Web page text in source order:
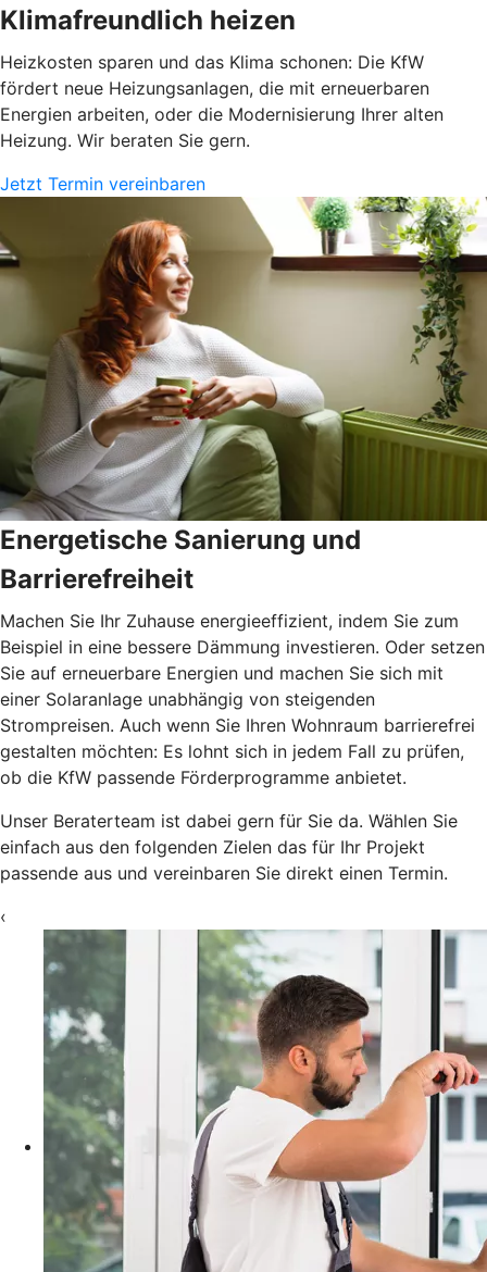
Klimafreundlich heizen
Heizkosten sparen und das Klima schonen: Die KfW
fördert neue Heizungsanlagen, die mit erneuerbaren
Energien arbeiten, oder die Modernisierung Ihrer alten
Heizung. Wir beraten Sie gern.
Jetzt Termin vereinbaren
Energetische Sanierung und
Barrierefreiheit
Machen Sie Ihr Zuhause energieeffizient, indem Sie zum
Beispiel in eine bessere Dämmung investieren. Oder setzen
Sie auf erneuerbare Energien und machen Sie sich mit
einer Solaranlage unabhängig von steigenden
Strompreisen. Auch wenn Sie Ihren Wohnraum barrierefrei
gestalten möchten: Es lohnt sich in jedem Fall zu prüfen,
ob die KfW passende Förderprogramme anbietet.
Unser Beraterteam ist dabei gern für Sie da. Wählen Sie
einfach aus den folgenden Zielen das für Ihr Projekt
passende aus und vereinbaren Sie direkt einen Termin.
‹